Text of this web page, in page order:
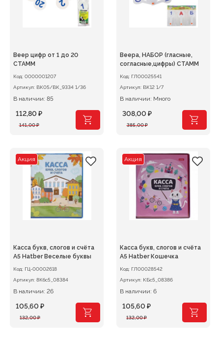
Веер цифр от 1 до 20
СТАММ
Код: 0000001207
Артикул:
ВК05/ВК_9334 1/36
В наличии: 85
141,00₽
Первоначальная
141,00 ₽.
112,80 ₽
Текущая
Веера, НАБОР (гласные,
согласные,цифры) СТАММ
Код: ГЛ00025541
Артикул:
ВК12 1/7
В наличии: Много
385,00₽
Первоначальная
385,00 ₽.
308,00 ₽
Текущая
Акция
Касса букв, слогов и счёта
А5 Hatber Веселые буквы
Код: ГЦ-00002618
Артикул: 8Кбс5_08384
В наличии: 26
132,00₽
Первоначальная
105,60 ₽
Текущая
Акция
Касса букв, слогов и счёта
А5 Hatber Кошечка
Код: ГЛ00028542
Артикул: КБс5_08386
В наличии: 6
132,00₽
Первоначальная
105,60 ₽
Текущая